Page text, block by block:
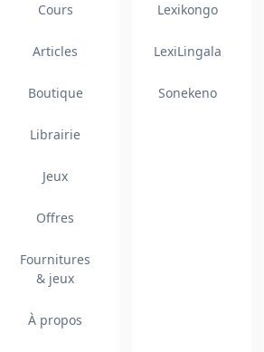
Cours
Articles
Boutique
Librairie
Jeux
Offres
Fournitures
& jeux
À propos
Lexikongo
LexiLingala
Sonekeno